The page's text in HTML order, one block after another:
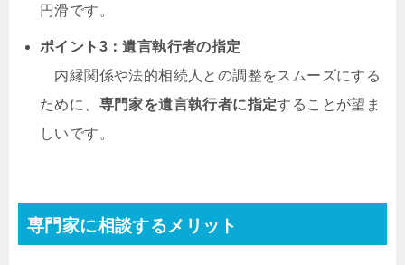
円滑です。
ポイント3：遺言執行者の指定
内縁関係や法的相続人との調整をスムーズにする
ために、 専門家を遺言執行者に指定することが望ま
しいです。
専門家に相談するメリット